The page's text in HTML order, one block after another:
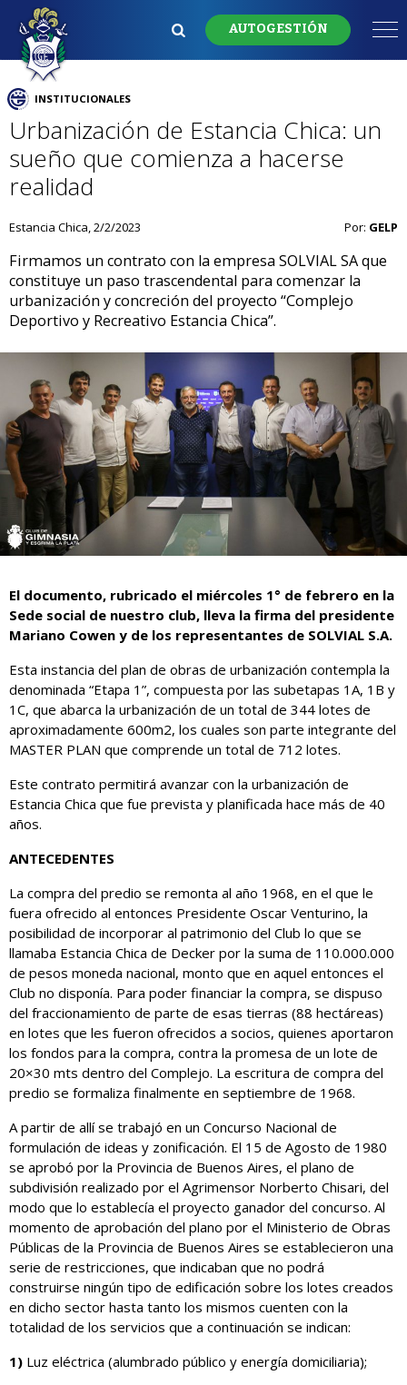
AUTOGESTIÓN
INSTITUCIONALES
Urbanización de Estancia Chica: un
sueño que comienza a hacerse
realidad
Estancia Chica, 2/2/2023 Por: GELP
Firmamos un contrato con la empresa SOLVIAL SA que
constituye un paso trascendental para comenzar la
urbanización y concreción del proyecto “Complejo
Deportivo y Recreativo Estancia Chica”.
El documento, rubricado el miércoles 1° de febrero en la
Sede social de nuestro club, lleva la firma del presidente
Mariano Cowen y de los representantes de SOLVIAL S.A.
Esta instancia del plan de obras de urbanización contempla la
denominada “Etapa 1”, compuesta por las subetapas 1A, 1B y
1C, que abarca la urbanización de un total de 344 lotes de
aproximadamente 600m2, los cuales son parte integrante del
MASTER PLAN que comprende un total de 712 lotes.
Este contrato permitirá avanzar con la urbanización de
Estancia Chica que fue prevista y planificada hace más de 40
años.
ANTECEDENTES
La compra del predio se remonta al año 1968, en el que le
fuera ofrecido al entonces Presidente Oscar Venturino, la
posibilidad de incorporar al patrimonio del Club lo que se
llamaba Estancia Chica de Decker por la suma de 110.000.000
de pesos moneda nacional, monto que en aquel entonces el
Club no disponía. Para poder financiar la compra, se dispuso
del fraccionamiento de parte de esas tierras (88 hectáreas)
en lotes que les fueron ofrecidos a socios, quienes aportaron
los fondos para la compra, contra la promesa de un lote de
20×30 mts dentro del Complejo. La escritura de compra del
predio se formaliza finalmente en septiembre de 1968.
A partir de allí se trabajó en un Concurso Nacional de
formulación de ideas y zonificación. El 15 de Agosto de 1980
se aprobó por la Provincia de Buenos Aires, el plano de
subdivisión realizado por el Agrimensor Norberto Chisari, del
modo que lo establecía el proyecto ganador del concurso. Al
momento de aprobación del plano por el Ministerio de Obras
Públicas de la Provincia de Buenos Aires se establecieron una
serie de restricciones, que indicaban que no podrá
construirse ningún tipo de edificación sobre los lotes creados
en dicho sector hasta tanto los mismos cuenten con la
totalidad de los servicios que a continuación se indican:
1) Luz eléctrica (alumbrado público y energía domiciliaria);